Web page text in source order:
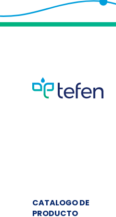
CATALOGO DE
PRODUCTO